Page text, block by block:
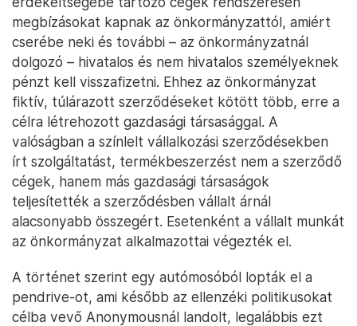
megbízásokat kapnak az önkormányzattól, amiért
cserébe neki és további – az önkormányzatnál
dolgozó – hivatalos és nem hivatalos személyeknek
pénzt kell visszafizetni. Ehhez az önkormányzat
fiktív, túlárazott szerződéseket kötött több, erre a
célra létrehozott gazdasági társasággal. A
valóságban a színlelt vállalkozási szerződésekben
írt szolgáltatást, termékbeszerzést nem a szerződő
cégek, hanem más gazdasági társaságok
teljesítették a szerződésben vállalt árnál
alacsonyabb összegért. Esetenként a vállalt munkát
az önkormányzat alkalmazottai végezték el.
A történet szerint egy autómosóból lopták el a
pendrive-ot, ami később az ellenzéki politikusokat
célba vevő Anonymousnál landolt, legalábbis ezt